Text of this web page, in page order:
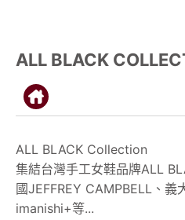
顧客服務
關於我們
APP會員專區
ALL BLACK
ALL BLACK Collection
集結台灣手工女鞋品牌ALL
國JEFFREY CAMPBELL、
imanishi+等...